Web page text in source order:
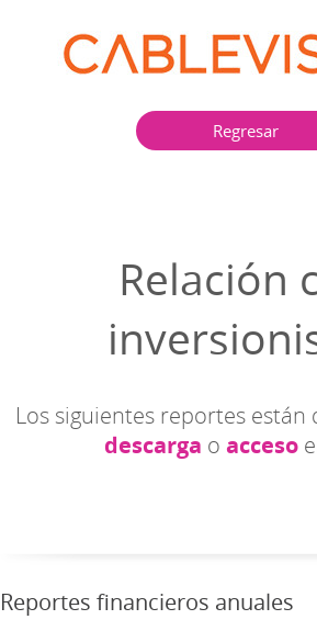
Regresar
Relación
Los siguientes reportes están
descarga o acceso
Reportes financieros anuales